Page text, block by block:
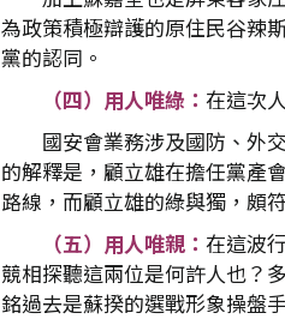
為政策積極辯護的原住民谷辣
黨的認同。
（四）用人唯綠： 在這次
國安會業務涉及國防、外
的解釋是，顧立雄在擔任黨產
路線，而顧立雄的綠與獨，頗
（五）用人唯親： 在這波
競相探聽這兩位是何許人也？
銘過去是蘇揆的選戰形象操盤